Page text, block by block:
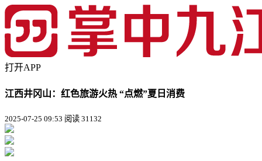
打开APP
江西井冈山：红色旅游火热 “点燃”夏日消费
2025-07-25 09:53 阅读 31132